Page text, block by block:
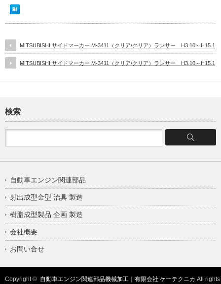
MITSUBISHI サイドマーカー M-3411（クリア/クリア）ランサー H3.10～H15.1
MITSUBISHI サイドマーカー M-3411（クリア/クリア）ランサー H3.10～H15.1
検索
自動車エンジン関連部品
射出成型金型 治具 製造
樹脂成型製品 企画 製造
会社概要
お問い合せ
Copyright © 自動車エンジン関連部品機械加工｜有限会社 ケーテクニカ All rights